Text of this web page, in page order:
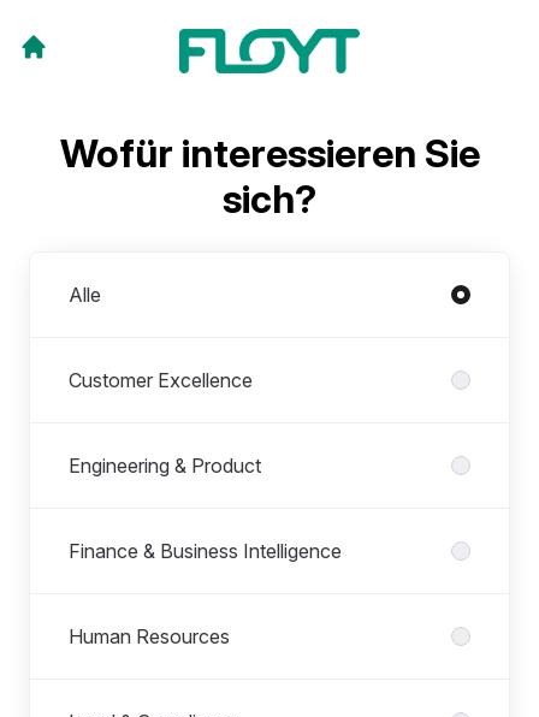
Wofür interessieren Sie
sich?
Alle
Customer Excellence
Engineering & Product
Finance & Business Intelligence
Human Resources